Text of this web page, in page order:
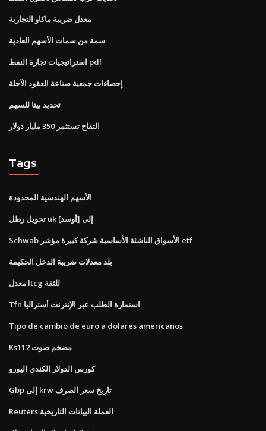
معدل ضريبة ماكاو التجارية
سمة من سمات الأسهم العادية
استراتيجيات تجارة النفط pdf
إحصاءات جمعية صناعة العقود الآجلة
تحديد بيتا للسهم
التفاح تستثمر 350 مليار دولار
Tags
الأسهم الهندسية المحدودة
تحويل رطل uk إلى [أوسد]
Schwab الأسواق الناشئة الأساسية شركة كبيرة مؤشر etf
بلد معدلات ضريبة الدخل الحكيمة
معدل ltcg للثقة
Tfn استمارة الطلب عبر الإنترنت أستراليا
Tipo de cambio de euro a dolares americanos
Ks112 مضخم صوت
كورس الدولار الكندي اليورو
Gbp إلى krw تاريخ سعر الصرف
Reuters العملة البيانات التاريخية